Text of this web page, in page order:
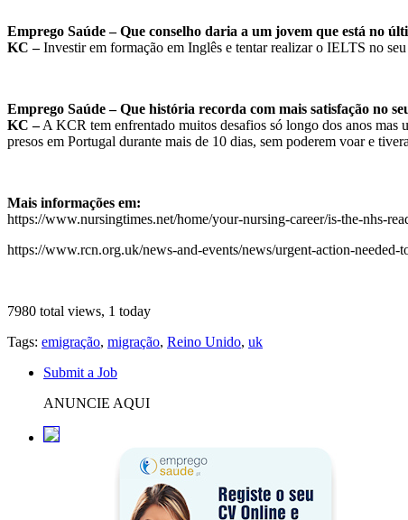
Emprego Saúde – Que conselho daria a um jovem que está no
KC –Investir em formação em Inglês e tentar realizar o IELTS no
Emprego Saúde – Que história recorda com mais satisfação no
KC –A KCR tem enfrentado muitos desafios só longo dos anos mas
presos em Portugal durante mais de 10 dias, sem poderem voar e
Mais informações em:
https://www.nursingtimes.net/home/your-nursing-career/is-the-nhs-
https://www.rcn.org.uk/news-and-events/news/urgent-action-
7980 total views, 1 today
Tags: emigração, migração, Reino Unido, uk
Submit a Job
ANUNCIE AQUI